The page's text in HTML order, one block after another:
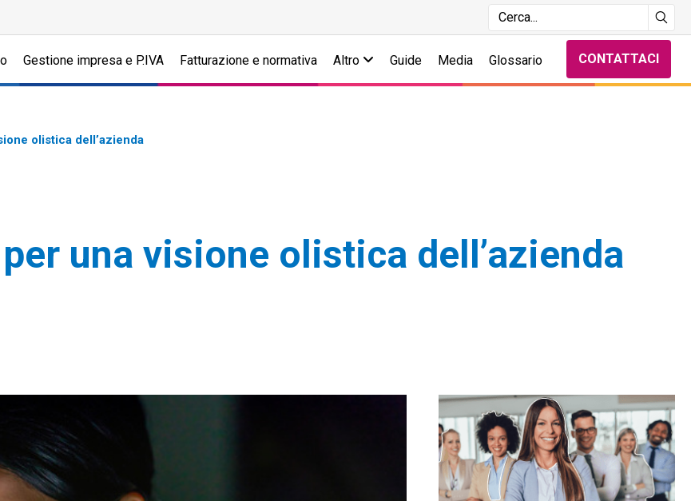
Gestione impresa e P.IVA Fatturazione e normativa Altro Guide Media Glossario CONTATTACI
olistica dell’azienda
una visione olistica dell’azienda